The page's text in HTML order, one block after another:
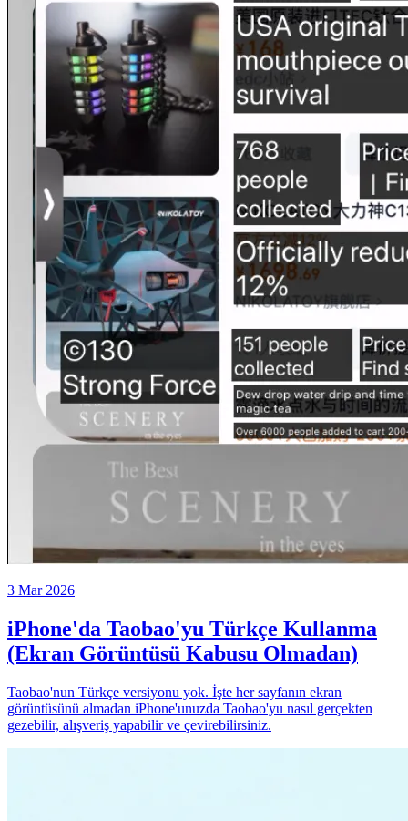
3 Mar 2026
iPhone'da Taobao'yu Türkçe Kullanma
(Ekran Görüntüsü Kabusu Olmadan)
Taobao'nun Türkçe versiyonu yok. İşte her sayfanın ekran
görüntüsünü almadan iPhone'unuzda Taobao'yu nasıl gerçekten
gezebilir, alışveriş yapabilir ve çevirebilirsiniz.